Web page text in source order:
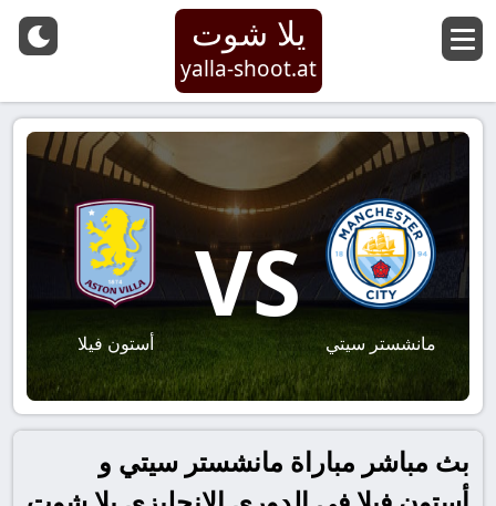
يلا شوت
yalla-shoot.at
مانشستر سيتي
VS
أستون فيلا
بث مباشر مباراة مانشستر سيتي و